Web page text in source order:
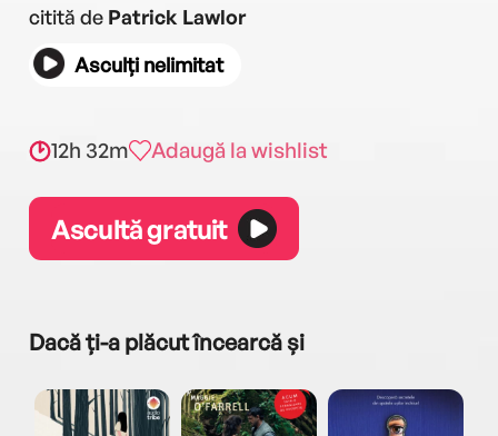
citită de Patrick Lawlor
Asculți nelimitat
12h 32m Adaugă la wishlist
Ascultă gratuit
Dacă ți-a plăcut încearcă și